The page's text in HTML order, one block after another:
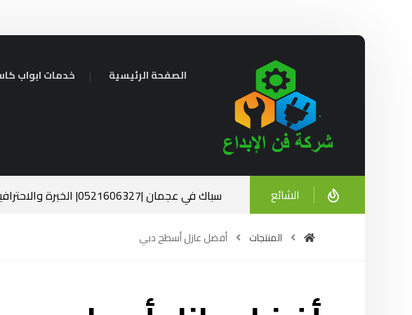
الصفحة الرئيسية خدمات ابواب
الشائع سباك في عجمان |0521606327| الخبرة والاحترافية في خدمتك ديسمبر 23, 2024
المنتجات أفضل عازل أسطح دبي